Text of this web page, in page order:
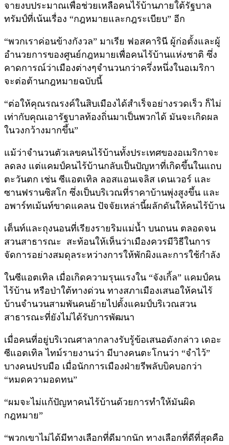
จายงบประมาณเพื่อช่วยเหลือคนไร้บ้านภายใต้รัฐบาล
ทรัมป์ที่เน้นเรื่อง “กฎหมายและกฎระเบียบ” อีก
“พวกเราค่อนข้างกังวล” มาเรีย ฟอสคารินี ผู้ก่อตั้งและผู้
อำนวยการของศูนย์กฎหมายเพื่อคนไร้บ้านแห่งชาติ ซึ่ง
คาดการณ์ว่าเมืองต่างๆจำนวนกว่าครึ่งหนึ่งในอเมริกา
จะต่อต้านกฎหมายฉบับนี้
“ต่อให้คุณรณรงค์ในสิบเมืองได้สำเร็จอย่างรวดเร็ว ก็ไม่
เท่ากับคุณเอารัฐบาลท้องถิ่นมาเป็นพวกได้ มันจะเกิดผล
ในวงกว้างมากขึ้น”
แม้ว่าจำนวนตัวเลขคนไร้บ้านทั้งประเทศของอเมริกาจะ
ลดลง แต่แคมป์คนไร้บ้านกลับเป็นปัญหาที่เกิดขึ้นในแถบ
ตะวันตก เช่น ซีแอตเทิล ลอสแอนเจลิส เดนเวอร์ และ
ซานฟรานซิสโก ซึ่งเป็นบริเวณที่ราคาบ้านพุ่งสูงขึ้น และ
อพาร์ทเม้นท์ขาดแคลน ปัจจัยเหล่านี้ผลักดันให้คนไร้บ้าน
เต็นท์และถุงนอนที่เรียงรายริมแม่น้ำ บนถนน ตลอดจน
สวนสาธารณะ สะท้อนให้เห็นว่าเมืองควรมีวิธีในการ
จัดการอย่างสมดุลระหว่างการให้พักผิงและการใช้กำลัง
ในซีแอตเทิล เมื่อเกิดความรุนแรงใน “จังเกิ้ล” แคมป์คน
ไร้บ้าน หรือป่าใต้ทางด่วน ทางสภาเมืองเสนอให้คนไร้
บ้านจำนวนสามพันคนย้ายไปตั้งแคมป์บริเวณสวน
สาธารณะที่ยังไม่ได้รับการพัฒนา
เมื่อคนที่อยู่บริเวณศาลากลางรับรู้ข้อเสนอดังกล่าว เดอะ
ซีแอตเทิล ไทม์รายงานว่า มีบางคนตะโกนว่า “จำไว้”
บางคนปรบมือ เมื่อนักการเมืองฝ่ายรีพลับบิคบอกว่า
“หมดความอดทน”
“ผมจะไม่แก้ปัญหาคนไร้บ้านด้วยการทำให้มันผิด
กฎหมาย”
“พวกเขาไม่ได้มีทางเลือกที่ดีมากนัก ทางเลือกที่ดีที่สุดคือ